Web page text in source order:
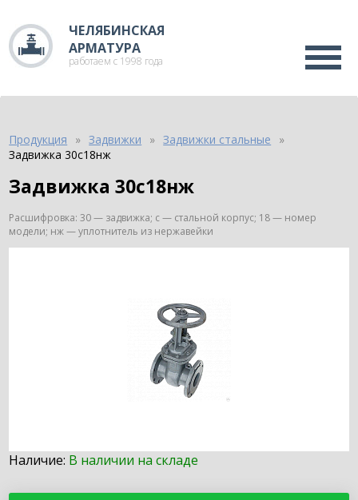
ЧЕЛЯБИНСКАЯ
АРМАТУРА
работаем с 1998 года
Продукция Задвижки
Задвижки стальные
Задвижка 30с18нж
Задвижка 30с18нж
Расшифровка: 30 — задвижка; с — стальной корпус; 18 — номер
модели; нж — уплотнитель из нержавейки
Наличие: В наличии на складе